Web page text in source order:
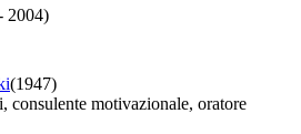
2004)
(1947)
, consulente motivazionale, oratore